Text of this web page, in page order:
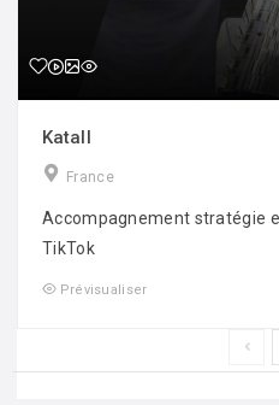
Katall
France
Accompagnement stratégie
TikTok
Prévisualiser